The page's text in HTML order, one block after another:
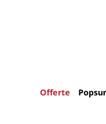
Offerte